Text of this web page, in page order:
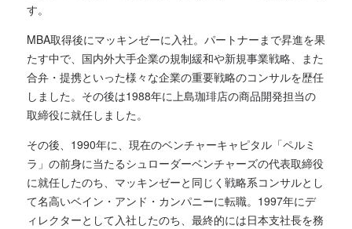
す。
MBA取得後にマッキンゼーに入社。パートナーまで昇進を果
たす中で、国内外大手企業の規制緩和や新規事業戦略、また
合弁・提携といった様々な企業の重要戦略のコンサルを歴任
しました。その後は1988年に上島珈琲店の商品開発担当の
取締役に就任しました。
その後、1990年に、現在のベンチャーキャピタル「ペルミ
ラ」の前身に当たるシュローダーベンチャーズの代表取締役
に就任したのち、マッキンゼーと同じく戦略系コンサルとし
て名高いベイン・アンド・カンパニーに転職。1997年にデ
ィレクターとして入社したのち、最終的には日本支社長を務